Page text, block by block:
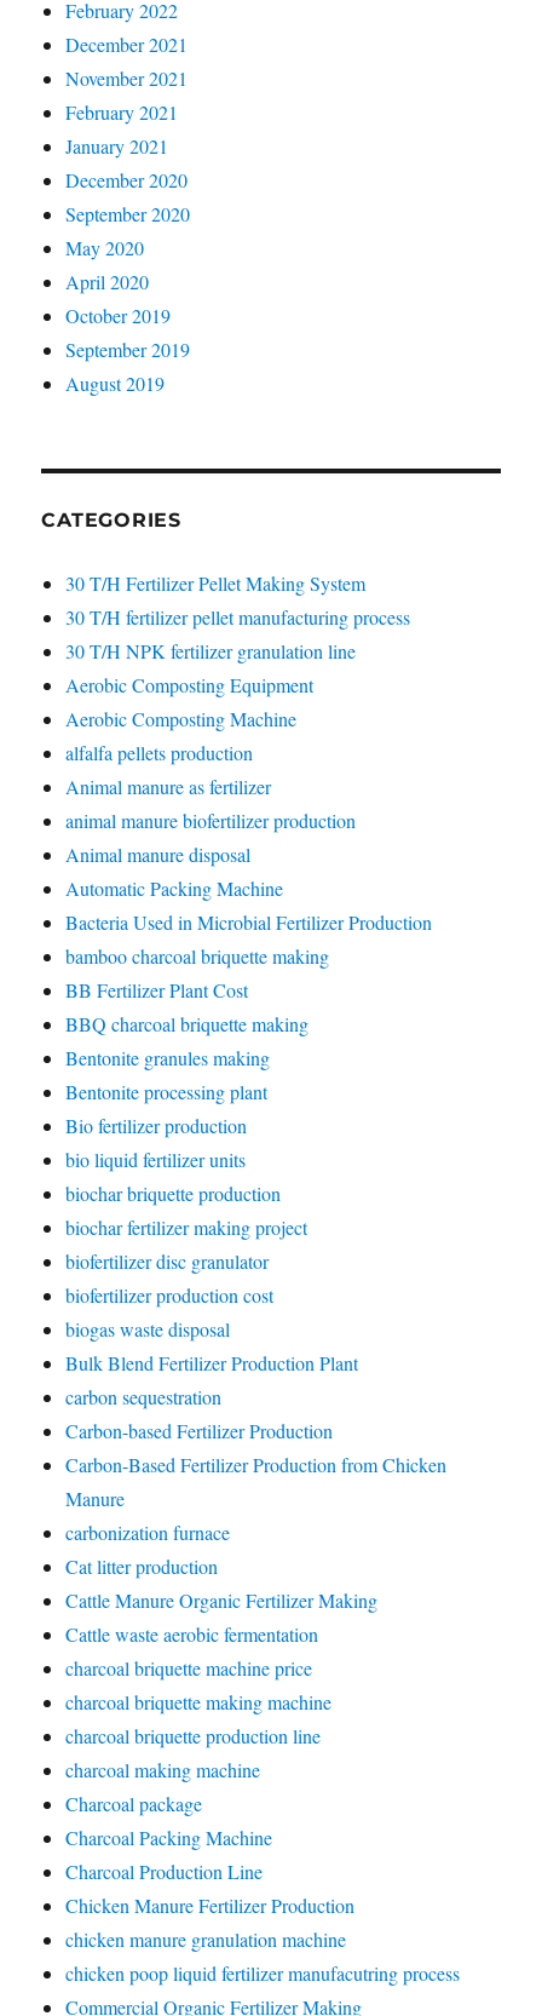
February 2022
December 2021
November 2021
February 2021
January 2021
December 2020
September 2020
May 2020
April 2020
October 2019
September 2019
August 2019
CATEGORIES
30 T/H Fertilizer Pellet Making System
30 T/H fertilizer pellet manufacturing process
30 T/H NPK fertilizer granulation line
Aerobic Composting Equipment
Aerobic Composting Machine
alfalfa pellets production
Animal manure as fertilizer
animal manure biofertilizer production
Animal manure disposal
Automatic Packing Machine
Bacteria Used in Microbial Fertilizer Production
bamboo charcoal briquette making
BB Fertilizer Plant Cost
BBQ charcoal briquette making
Bentonite granules making
Bentonite processing plant
Bio fertilizer production
bio liquid fertilizer units
biochar briquette production
biochar fertilizer making project
biofertilizer disc granulator
biofertilizer production cost
biogas waste disposal
Bulk Blend Fertilizer Production Plant
carbon sequestration
Carbon-based Fertilizer Production
Carbon-Based Fertilizer Production from Chicken
Manure
carbonization furnace
Cat litter production
Cattle Manure Organic Fertilizer Making
Cattle waste aerobic fermentation
charcoal briquette machine price
charcoal briquette making machine
charcoal briquette production line
charcoal making machine
Charcoal package
Charcoal Packing Machine
Charcoal Production Line
Chicken Manure Fertilizer Production
chicken manure granulation machine
chicken poop liquid fertilizer manufacutring process
Commercial Organic Fertilizer Making